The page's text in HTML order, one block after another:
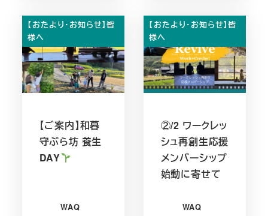
【おたより・お知らせ】皆
様へ
【ご案内】和暮
守ぶら坊 養生
DAY
WAQ
【おたより・お知らせ】皆
様へ
②/2 ワークレッ
シュ再創生応援
メンバーシップ
始動に寄せて
WAQ